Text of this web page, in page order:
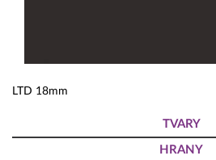
LTD 18mm
TVARY
HRANY